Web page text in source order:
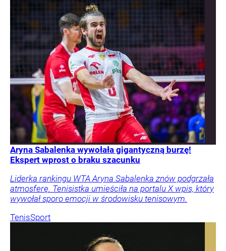
Aryna Sabalenka wywołała gigantyczną burzę!
Ekspert wprost o braku szacunku
Liderka rankingu WTA Aryna Sabalenka znów podgrzała
atmosferę. Tenisistka umieściła na portalu X wpis, który
wywołał sporo emocji w środowisku tenisowym.
TenisSport